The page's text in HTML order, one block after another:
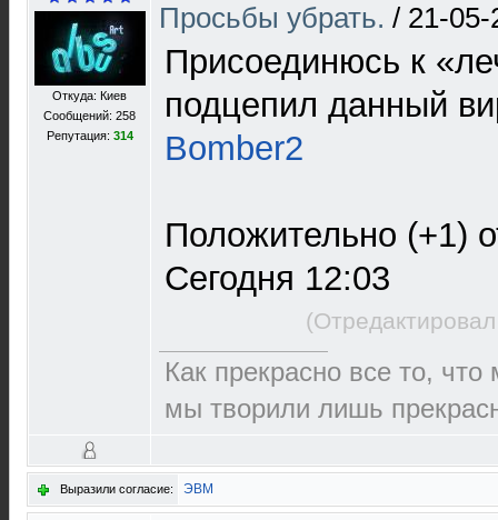
Откуда: Киев
Сообщений: 258
Репутация: 314
Просьбы убрать. / 21-05-
Присоединюсь к
подцепил данный
Bomber2
Положительно (+1)
Сегодня 12:03
Как прекрасно все то,
мы творили лишь
Выразили согласие: ЭВМ